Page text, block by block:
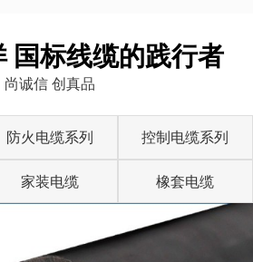
国标线缆的践行者
尚诚信 创真品
防火电缆系列 控制电缆系列
家装电缆 橡套电缆